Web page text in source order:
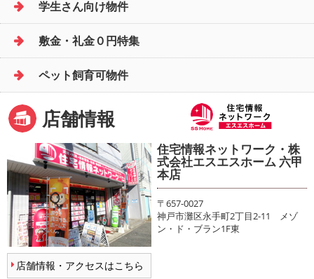
学生さん向け物件
敷金・礼金０円特集
ペット飼育可物件
店舗情報
店舗情報・アクセスはこちら
住宅情報ネットワーク・株
式会社エスエスホーム 六甲
本店
〒657-0027
神戸市灘区永手町2丁目2-11 メゾ
ン・ド・ブラン1F東